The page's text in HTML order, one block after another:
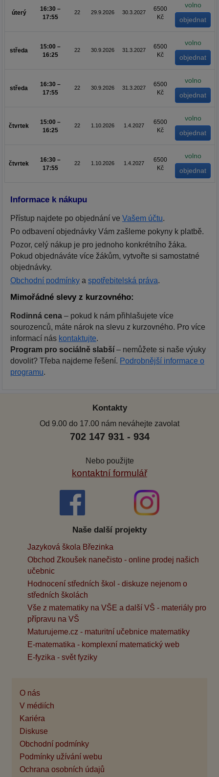
úterý
16:30 –
17:55
22 29.9.2026 30.3.2027
6500
Kč
volno
středa
15:00 –
16:25
22 30.9.2026 31.3.2027
6500
Kč
volno
středa
16:30 –
17:55
22 30.9.2026 31.3.2027
6500
Kč
volno
čtvrtek
15:00 –
16:25
22 1.10.2026 1.4.2027
6500
Kč
volno
čtvrtek
16:30 –
17:55
22 1.10.2026 1.4.2027
6500
Kč
volno
Informace k nákupu
Přístup najdete po objednání ve Vašem účtu.
Po odbavení objednávky Vám zašleme pokyny k platbě.
Pozor, celý nákup je pro jednoho konkrétního žáka.
Pokud objednáváte více žákům, vytvořte si samostatné
objednávky.
Obchodní podmínky a spotřebitelská práva.
Mimořádné slevy z kurzovného:
Rodinná cena – pokud k nám přihlašujete více
sourozenců, máte nárok na slevu z kurzovného. Pro více
informací nás kontaktujte.
Program pro sociálně slabší – nemůžete si naše výuky
dovolit? Třeba najdeme řešení. Podrobnější informace o
programu.
Kontakty
Od 9.00 do 17.00 nám neváhejte zavolat
702 147 931 - 934
Nebo použijte
kontaktní formulář
Naše další projekty
Jazyková škola Březinka
Obchod Zkoušek nanečisto - online prodej našich
učebnic
Hodnocení středních škol - diskuze nejenom o
středních školách
Vše z matematiky na VŠE a další VŠ - materiály pro
přípravu na VŠ
Maturujeme.cz - maturitní učebnice matematiky
E-matematika - komplexní matematický web
E-fyzika - svět fyziky
O nás
V médiích
Kariéra
Diskuse
Obchodní podmínky
Podmínky užívání webu
Ochrana osobních údajů